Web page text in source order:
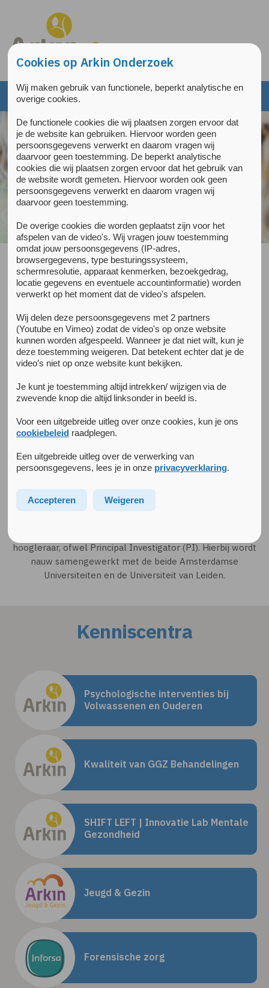
Welkom bij Arkin Onderzoek
Arkin is een organisatie met een duidelijke academische
attitude. We bieden bewezen effectieve behandelingen aan
en onderzoeken de implementatie van nieuwe interventies.
Onze onderzoeksafdeling speelt een centrale rol in het
evalueren van bestaande en nieuwe interventies, om zo de
kwaliteit van de zorg en van het primaire proces te
verhogen. We faciliteren en participeren in (inter)nationale
daarbij altijd de link met het primaire zorgproces en de
behandeling te behouden. De resultaten van deze
onderzoeken worden gepubliceerd in vooraanstaande
wetenschappelijke tijdschriften.
Onze onderzoekslijnen zijn ondergebracht in tien
academische werkplaatsen, die de focus van de behandel-
hoogleraar, ofwel Principal Investigator (PI). Hierbij wordt
nauw samengewerkt met de beide Amsterdamse
Universiteiten en de Universiteit van Leiden.
Kenniscentra
Psychologische interventies bij
Volwassenen en Ouderen
Kwaliteit van GGZ Behandelingen
SHIFT LEFT | Innovatie Lab Mentale
Gezondheid
Jeugd & Gezin
Forensische zorg
Cookies op Arkin Onderzoek
Wij maken gebruik van functionele, beperkt analytische en
overige cookies.
De functionele cookies die wij plaatsen zorgen ervoor dat
je de website kan gebruiken. Hiervoor worden geen
persoonsgegevens verwerkt en daarom vragen wij
daarvoor geen toestemming. De beperkt analytische
cookies die wij plaatsen zorgen ervoor dat het gebruik van
de website wordt gemeten. Hiervoor worden ook geen
persoonsgegevens verwerkt en daarom vragen wij
daarvoor geen toestemming.
De overige cookies die worden geplaatst zijn voor het
afspelen van de video's. Wij vragen jouw toestemming
omdat jouw persoonsgegevens (IP-adres,
browsergegevens, type besturingssysteem,
schermresolutie, apparaat kenmerken, bezoekgedrag,
locatie gegevens en eventuele accountinformatie) worden
verwerkt op het moment dat de video's afspelen.
Wij delen deze persoonsgegevens met 2 partners
(Youtube en Vimeo) zodat de video's op onze website
kunnen worden afgespeeld. Wanneer je dat niet wilt, kun je
deze toestemming weigeren. Dat betekent echter dat je de
video’s niet op onze website kunt bekijken.
Je kunt je toestemming altijd intrekken/ wijzigen via de
zwevende knop die altijd linksonder in beeld is.
Voor een uitgebreide uitleg over onze cookies, kun je ons
cookiebeleidraadplegen.
Een uitgebreide uitleg over de verwerking van
persoonsgegevens, lees je in onze privacyverklaring.
Accepteren Weigeren